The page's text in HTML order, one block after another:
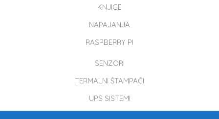
KNJIGE
NAPAJANJA
RASPBERRY PI
SENZORI
TERMALNI ŠTAMPAČI
UPS SISTEMI